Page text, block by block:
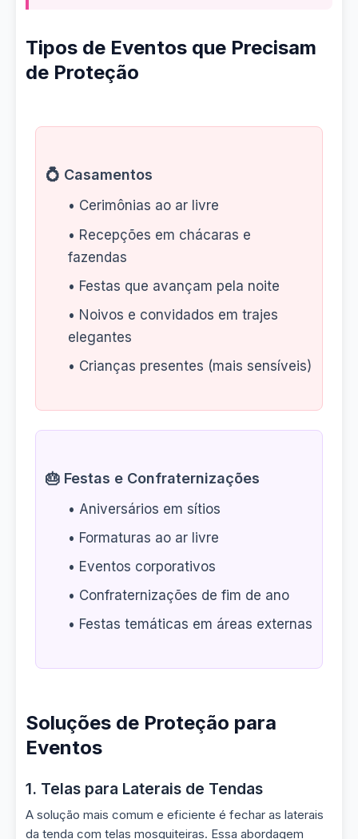
Tipos de Eventos que Precisam
de Proteção
💍 Casamentos
• Cerimônias ao ar livre
• Recepções em chácaras e
fazendas
• Festas que avançam pela noite
• Noivos e convidados em trajes
elegantes
• Crianças presentes (mais sensíveis)
🎂 Festas e Confraternizações
• Aniversários em sítios
• Formaturas ao ar livre
• Eventos corporativos
• Confraternizações de fim de ano
• Festas temáticas em áreas externas
Soluções de Proteção para
Eventos
1. Telas para Laterais de Tendas
A solução mais comum e eficiente é fechar as laterais
da tenda com telas mosquiteiras. Essa abordagem